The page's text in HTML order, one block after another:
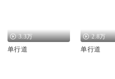
3.3万
单行道
2.8万
单行道